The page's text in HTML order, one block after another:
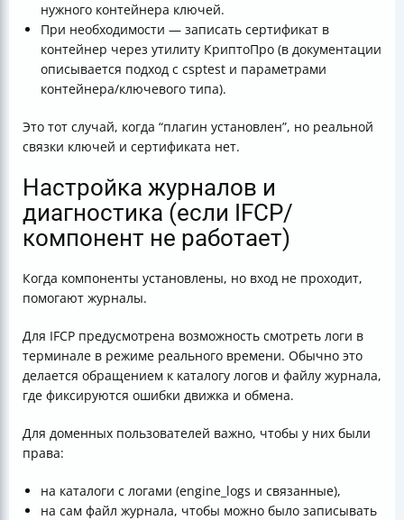
нужного контейнера ключей.
При необходимости — записать сертификат в
контейнер через утилиту КриптоПро (в документации
описывается подход с csptest и параметрами
контейнера/ключевого типа).
Это тот случай, когда “плагин установлен”, но реальной
связки ключей и сертификата нет.
Настройка журналов и
диагностика (если IFCP/
компонент не работает)
Когда компоненты установлены, но вход не проходит,
помогают журналы.
Для IFCP предусмотрена возможность смотреть логи в
терминале в режиме реального времени. Обычно это
делается обращением к каталогу логов и файлу журнала,
где фиксируются ошибки движка и обмена.
Для доменных пользователей важно, чтобы у них были
права:
на каталоги с логами (engine_logs и связанные),
на сам файл журнала, чтобы можно было записывать